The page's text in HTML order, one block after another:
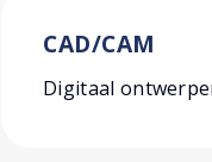
CAD/CAM
Digitaal